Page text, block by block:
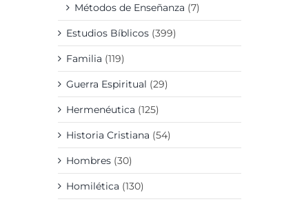
Métodos de Enseñanza (7)
Estudios Bíblicos (399)
Familia (119)
Guerra Espiritual (29)
Hermenéutica (125)
Historia Cristiana (54)
Hombres (30)
Homilética (130)